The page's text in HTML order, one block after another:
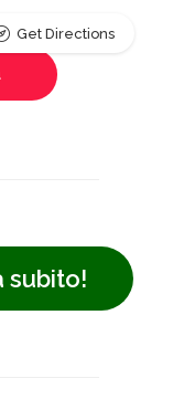
Get Directions
subito!